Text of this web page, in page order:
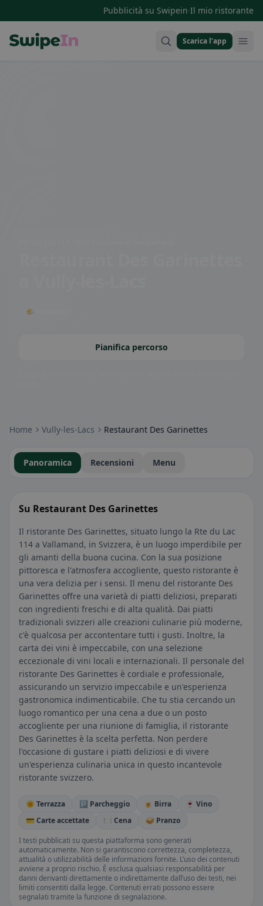
Pubblicità su Swipein·Il mio ristorante
Scarica l’app
🌤 Terrazza
Pianifica percorso
Home Vully-les-Lacs Restaurant Des Garinettes
Panoramica Recensioni Menu
Su Restaurant Des Garinettes
Il ristorante Des Garinettes, situato lungo la Rte du Lac
114 a Vallamand, in Svizzera, è un luogo imperdibile per
gli amanti della buona cucina. Con la sua posizione
pittoresca e l'atmosfera accogliente, questo ristorante è
una vera delizia per i sensi. Il menu del ristorante Des
Garinettes offre una varietà di piatti deliziosi, preparati
con ingredienti freschi e di alta qualità. Dai piatti
tradizionali svizzeri alle creazioni culinarie più moderne,
c'è qualcosa per accontentare tutti i gusti. Inoltre, la
carta dei vini è impeccabile, con una selezione
eccezionale di vini locali e internazionali. Il personale del
ristorante Des Garinettes è cordiale e professionale,
assicurando un servizio impeccabile e un'esperienza
gastronomica indimenticabile. Che tu stia cercando un
luogo romantico per una cena a due o un posto
accogliente per una riunione di famiglia, il ristorante
Des Garinettes è la scelta perfetta. Non perdere
l'occasione di gustare i piatti deliziosi e di vivere
un'esperienza culinaria unica in questo incantevole
ristorante svizzero.
🌞 Terrazza 🅿️ Parcheggio 🍺 Birra
🍷 Vino
💳 Carte accettate
🍽️ Cena
🥪 Pranzo
I testi pubblicati su questa piattaforma sono generati
automaticamente. Non si garantiscono correttezza, completezza,
attualità o utilizzabilità delle informazioni fornite. L’uso dei contenuti
avviene a proprio rischio. È esclusa qualsiasi responsabilità per
danni derivanti direttamente o indirettamente dall’uso dei testi, nei
limiti consentiti dalla legge. Contenuti errati possono essere
segnalati tramite la funzione di segnalazione.